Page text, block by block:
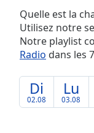
Skip
Backward
Skip
Forward
Current
0:00
Quelle est la
Utilisez notre
Notre playlist
Radio dans les
Di
02.08
Lu
03.08